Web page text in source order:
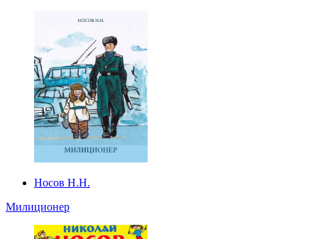
Носов Н.Н.
Милиционер